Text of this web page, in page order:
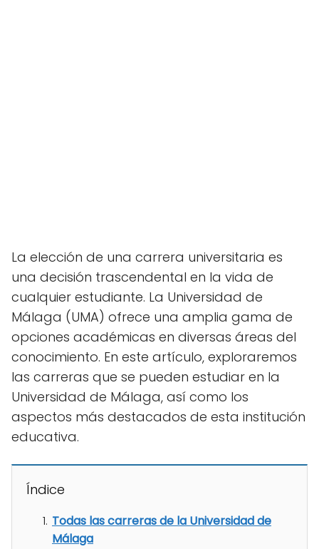
La elección de una carrera universitaria es
una decisión trascendental en la vida de
cualquier estudiante. La Universidad de
Málaga (UMA) ofrece una amplia gama de
opciones académicas en diversas áreas del
conocimiento. En este artículo, exploraremos
las carreras que se pueden estudiar en la
Universidad de Málaga, así como los
aspectos más destacados de esta institución
educativa.
Índice
Todas las carreras de la Universidad de
Málaga